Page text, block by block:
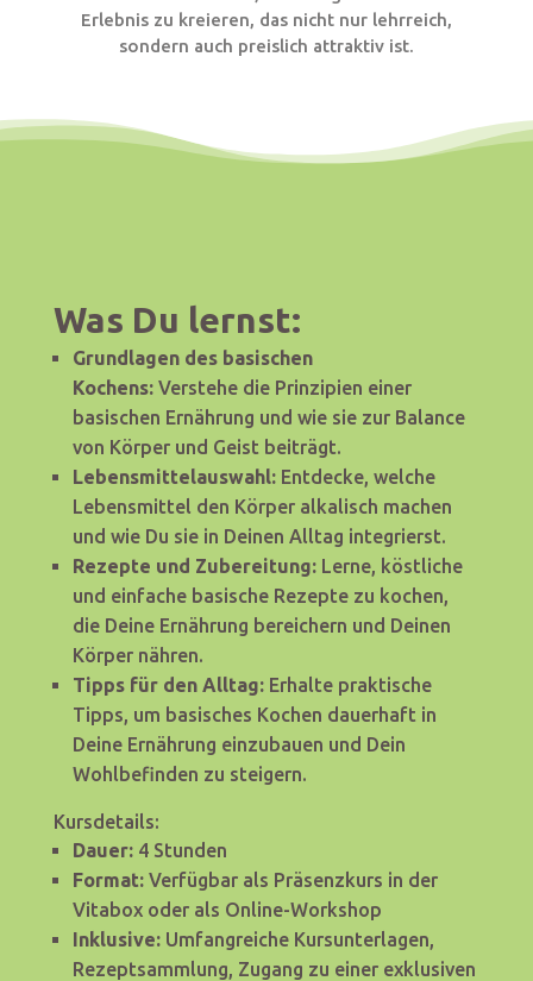
Erlebnis zu kreieren, das nicht nur lehrreich,
sondern auch preislich attraktiv ist.
Was Du lernst:
Grundlagen des basischen
Kochens: Verstehe die Prinzipien einer
basischen Ernährung und wie sie zur Balance
von Körper und Geist beiträgt.
Lebensmittelauswahl: Entdecke, welche
Lebensmittel den Körper alkalisch machen
und wie Du sie in Deinen Alltag integrierst.
Rezepte und Zubereitung: Lerne, köstliche
und einfache basische Rezepte zu kochen,
die Deine Ernährung bereichern und Deinen
Körper nähren.
Tipps für den Alltag: Erhalte praktische
Tipps, um basisches Kochen dauerhaft in
Deine Ernährung einzubauen und Dein
Wohlbefinden zu steigern.
Kursdetails:
Dauer: 4 Stunden
Format: Verfügbar als Präsenzkurs in der
Vitabox oder als Online-Workshop
Inklusive: Umfangreiche Kursunterlagen,
Rezeptsammlung, Zugang zu einer exklusiven